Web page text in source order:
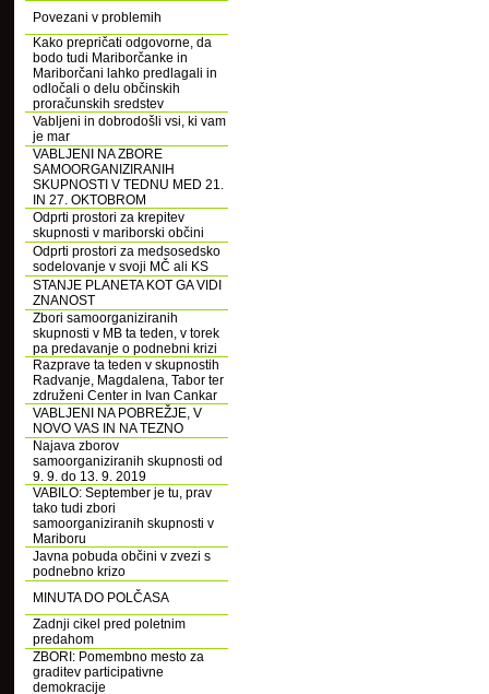
Povezani v problemih
Kako prepričati odgovorne, da
bodo tudi Mariborčanke in
Mariborčani lahko predlagali in
odločali o delu občinskih
proračunskih sredstev
Vabljeni in dobrodošli vsi, ki vam
je mar
VABLJENI NA ZBORE
SAMOORGANIZIRANIH
SKUPNOSTI V TEDNU MED 21.
IN 27. OKTOBROM
Odprti prostori za krepitev
skupnosti v mariborski občini
Odprti prostori za medsosedsko
sodelovanje v svoji MČ ali KS
STANJE PLANETA KOT GA VIDI
ZNANOST
Zbori samoorganiziranih
skupnosti v MB ta teden, v torek
pa predavanje o podnebni krizi
Razprave ta teden v skupnostih
Radvanje, Magdalena, Tabor ter
združeni Center in Ivan Cankar
VABLJENI NA POBREŽJE, V
NOVO VAS IN NA TEZNO
Najava zborov
samoorganiziranih skupnosti od
9. 9. do 13. 9. 2019
VABILO: September je tu, prav
tako tudi zbori
samoorganiziranih skupnosti v
Mariboru
Javna pobuda občini v zvezi s
podnebno krizo
MINUTA DO POLČASA
Zadnji cikel pred poletnim
predahom
ZBORI: Pomembno mesto za
graditev participativne
demokracije